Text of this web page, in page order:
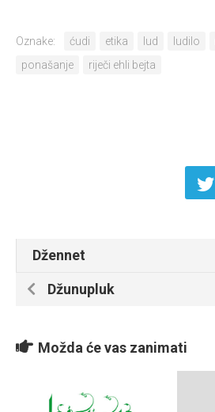
Oznake: ćudi etika lud ludilo
ponašanje
riječi ehli bejta
Džennet
Džunupluk
Možda će vas zanimati